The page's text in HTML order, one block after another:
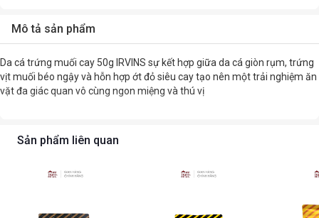
Mô tả sản phẩm
Da cá trứng muối cay 50g IRVINS sự kết hợp giữa da cá giòn rụm, trứng
vịt muối béo ngậy và hỗn hợp ớt đỏ siêu cay tạo nên một trải nghiệm ăn
vặt đa giác quan vô cùng ngon miệng và thú vị
Sản phẩm liên quan